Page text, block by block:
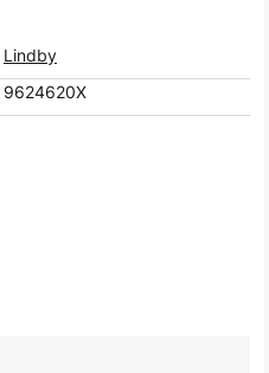
Lindby
9624620X